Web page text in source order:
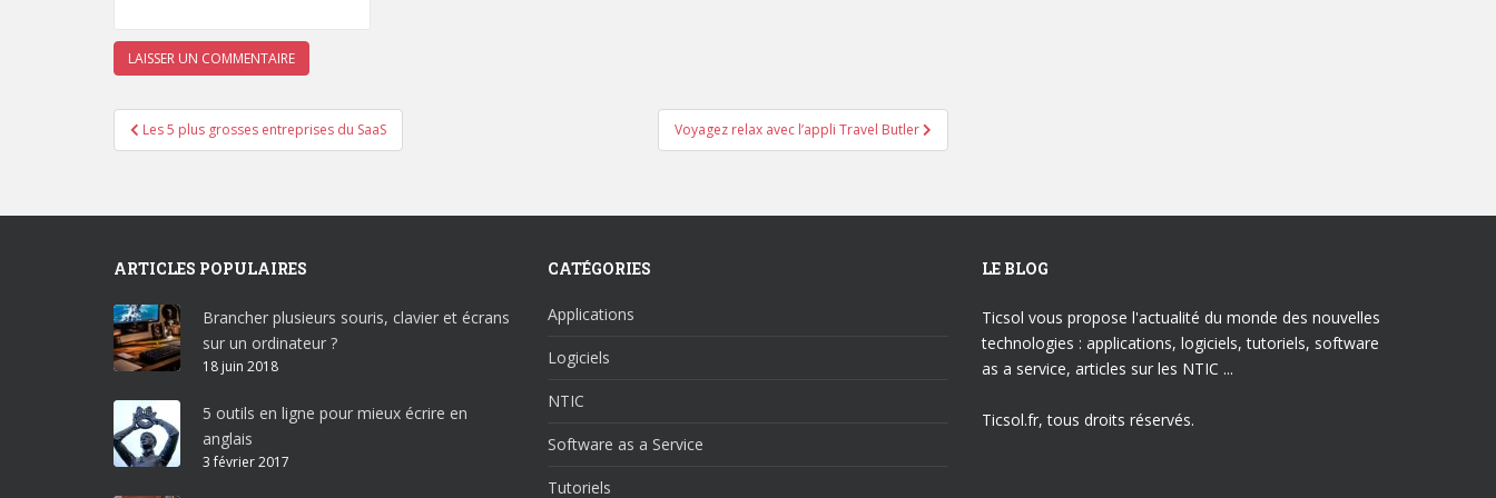
Navigation
de
Les 5 plus grosses entreprises du SaaS Voyagez relax avec l’appli Travel Butler
ARTICLES POPULAIRES
Brancher plusieurs souris, clavier et écrans
sur un ordinateur ?
18 juin 2018
5 outils en ligne pour mieux écrire en
anglais
3 février 2017
CATÉGORIES
Applications
Logiciels
NTIC
Software as a Service
Tutoriels
LE BLOG
Ticsol vous propose l'actualité du monde des nouvelles
technologies : applications, logiciels, tutoriels, software
as a service, articles sur les NTIC ...
Ticsol.fr, tous droits réservés.